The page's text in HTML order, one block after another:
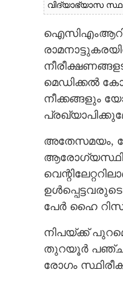
വിദ്യാഭ്യാസ
മെഡിക്കൽ
നീക്കങ്ങളും
അതേസമയം,
പേർ ഹൈ റിസ്‌ക്
നിപയ്‌ക്ക്
തുറയൂർ
രോഗം